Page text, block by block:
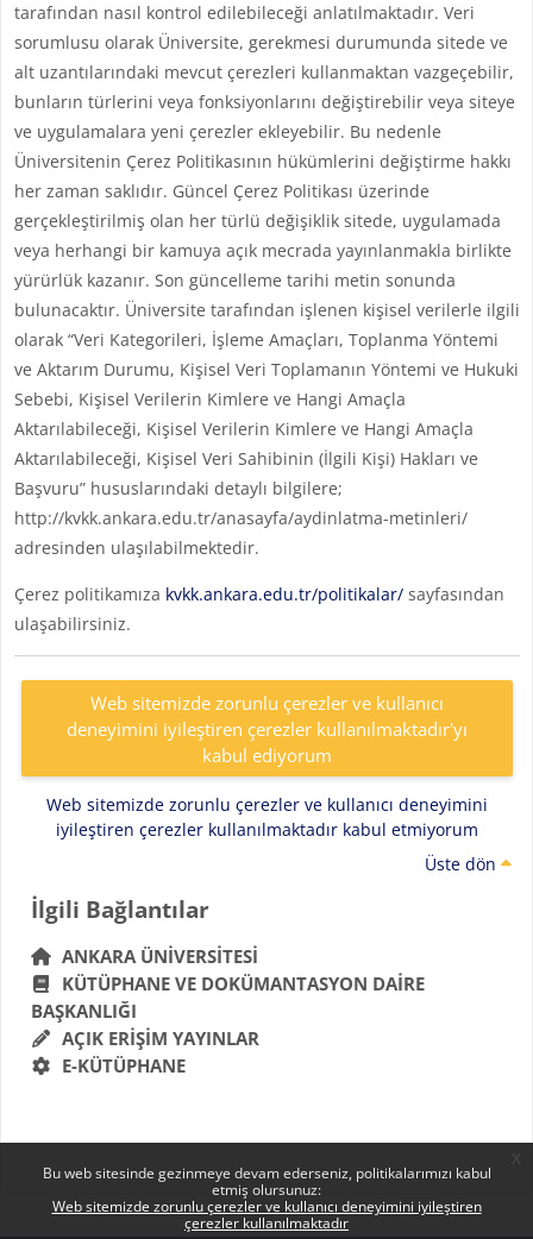
Bu web sitesinde gezinmeye devam ederseniz, politikalarımızı kabul
etmiş olursunuz:
Web sitemizde zorunlu çerezler ve kullanıcı deneyimini iyileştiren
çerezler kullanılmaktadır
tarafından nasıl kontrol edilebileceği anlatılmaktadır. Veri
sorumlusu olarak Üniversite, gerekmesi durumunda sitede ve
alt uzantılarındaki mevcut çerezleri kullanmaktan vazgeçebilir,
bunların türlerini veya fonksiyonlarını değiştirebilir veya siteye
ve uygulamalara yeni çerezler ekleyebilir. Bu nedenle
Üniversitenin Çerez Politikasının hükümlerini değiştirme hakkı
her zaman saklıdır. Güncel Çerez Politikası üzerinde
gerçekleştirilmiş olan her türlü değişiklik sitede, uygulamada
veya herhangi bir kamuya açık mecrada yayınlanmakla birlikte
yürürlük kazanır. Son güncelleme tarihi metin sonunda
bulunacaktır. Üniversite tarafından işlenen kişisel verilerle ilgili
olarak “Veri Kategorileri, İşleme Amaçları, Toplanma Yöntemi
ve Aktarım Durumu, Kişisel Veri Toplamanın Yöntemi ve Hukuki
Sebebi, Kişisel Verilerin Kimlere ve Hangi Amaçla
Aktarılabileceği, Kişisel Verilerin Kimlere ve Hangi Amaçla
Aktarılabileceği, Kişisel Veri Sahibinin (İlgili Kişi) Hakları ve
Başvuru” hususlarındaki detaylı bilgilere;
http://kvkk.ankara.edu.tr/anasayfa/aydinlatma-metinleri/
adresinden ulaşılabilmektedir.
Çerez politikamıza kvkk.ankara.edu.tr/politikalar/sayfasından
ulaşabilirsiniz.
Web sitemizde zorunlu çerezler ve kullanıcı
deneyimini iyileştiren çerezler kullanılmaktadır'yı
kabul ediyorum
Web sitemizde zorunlu çerezler ve kullanıcı deneyimini
iyileştiren çerezler kullanılmaktadır kabul etmiyorum
Üste dön
Bloklar
İlgili Bağlantılar 'yı atla
İlgili Bağlantılar
ANKARA ÜNIVERSITESI
KÜTÜPHANE VE DOKÜMANTASYON DAIRE
BAŞKANLIĞI
AÇIK ERIŞIM YAYINLAR
E-KÜTÜPHANE